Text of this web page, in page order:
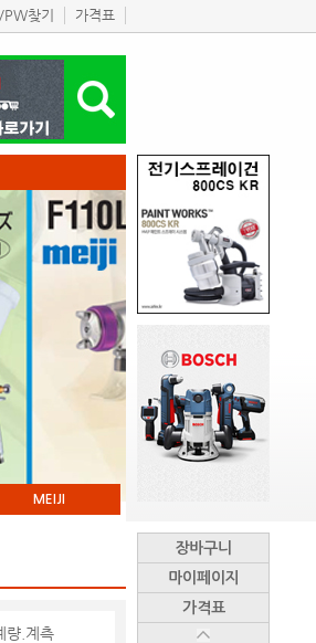
PW찾기 가격표
장바구니
마이페이지
가격표
MEIJI
량.계측